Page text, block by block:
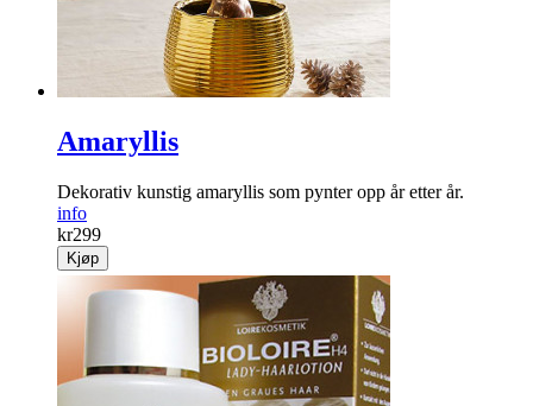
Amaryllis
Dekorativ kunstig amaryllis som pynter opp år etter år.
info
kr299
Kjøp